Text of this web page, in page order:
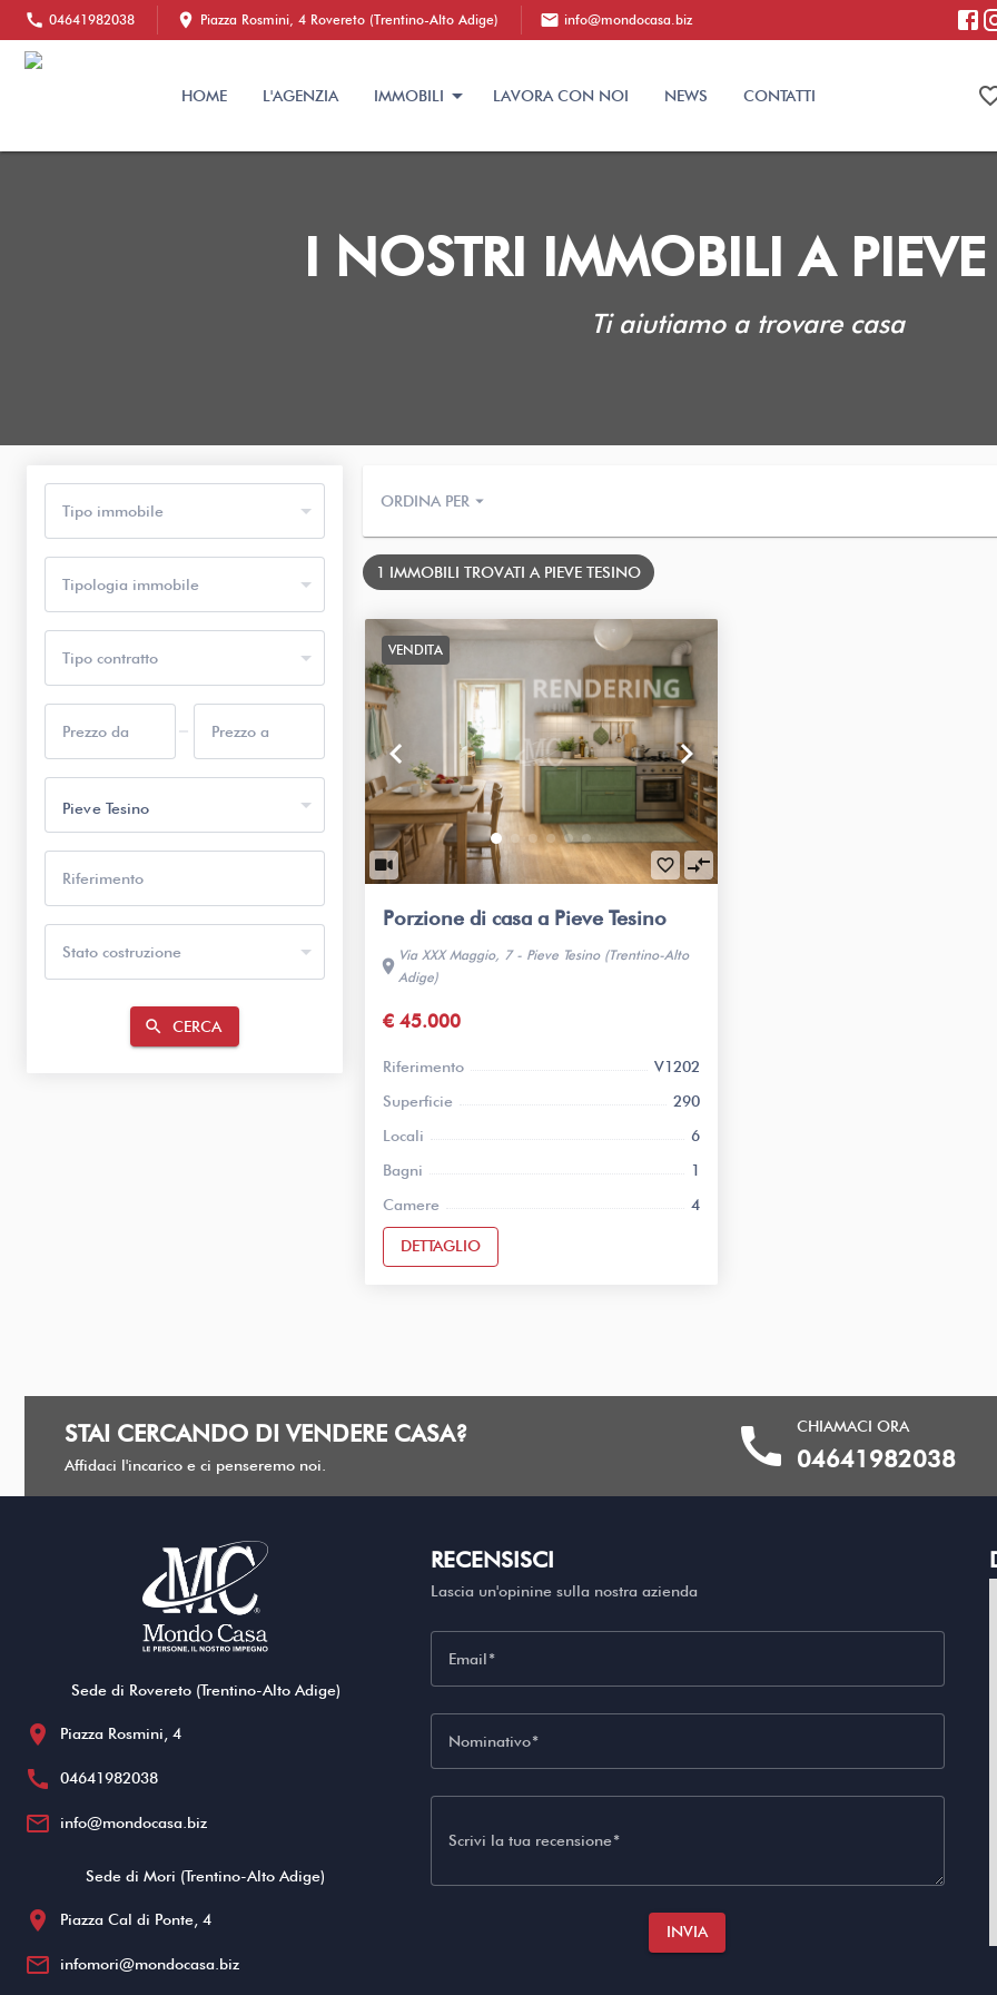
call 04641982038 location_on Piazza Rosmini, 4 Rovereto (Trentino-Alto Adige) mail info@mondocasa.biz
HOME L'AGENZIA IMMOBILI LAVORA CON NOI NEWS CONTATTI
I NOSTRI IMMOBILI A
Ti aiutiamo a trovare casa
Tipo immobile
Tipologia immobile
Tipo contratto
Prezzo da Prezzo a
Pieve Tesino
Riferimento
Stato costruzione
search CERCA
ORDINA PER arrow_drop_down
1 IMMOBILI TROVATI A PIEVE TESINO
VENDITA
keyboard_arrow_left keyboard_arrow_right
favorite_border compare_arrows
Porzione di casa a Pieve Tesino
location_on
Via XXX Maggio, 7 - Pieve Tesino (Trentino-Alto
Adige)
€ 45.000
Riferimento
V1202
Superficie
290
Locali
6
Bagni
1
Camere
4
DETTAGLIO
STAI CERCANDO DI VENDERE CASA?
Affidaci l'incarico e ci penseremo noi. call CHIAMACI ORA
04641982038
Sede di Rovereto (Trentino-Alto Adige)
location_on Piazza Rosmini, 4
call 04641982038
mail_outline info@mondocasa.biz
Sede di Mori (Trentino-Alto Adige)
location_on Piazza Cal di Ponte, 4
mail_outline infomori@mondocasa.biz
RECENSISCI
Lascia un'opinine sulla nostra azienda
Email
Nominativo
Scrivi la tua recensione
INVIA